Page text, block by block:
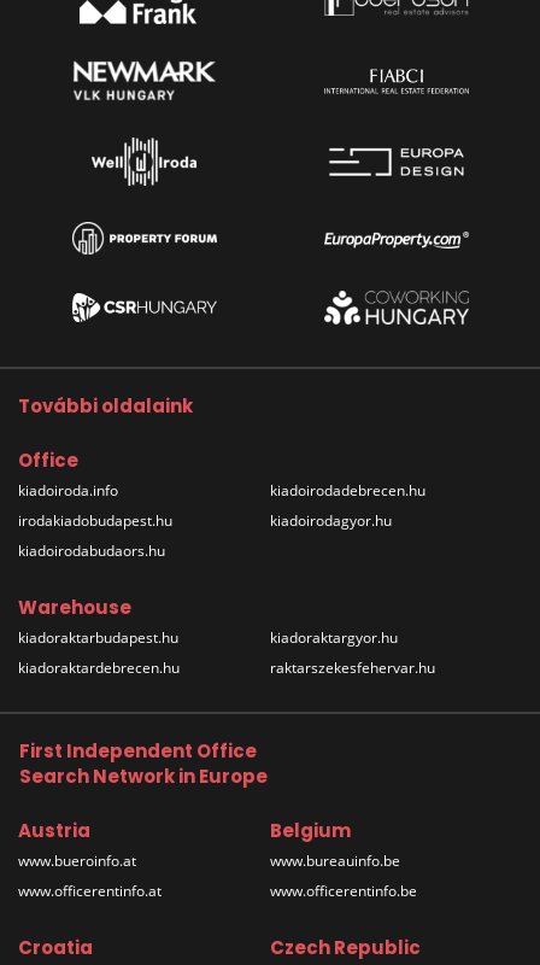
További oldalaink
Office
kiadoiroda.info
irodakiadobudapest.hu
kiadoirodabudaors.hu
kiadoirodadebrecen.hu
kiadoirodagyor.hu
Warehouse
kiadoraktarbudapest.hu
kiadoraktardebrecen.hu
kiadoraktargyor.hu
raktarszekesfehervar.hu
First Independent Office
Search Network in Europe
Austria
www.bueroinfo.at
www.officerentinfo.at
Belgium
www.bureauinfo.be
www.officerentinfo.be
Croatia Czech Republic